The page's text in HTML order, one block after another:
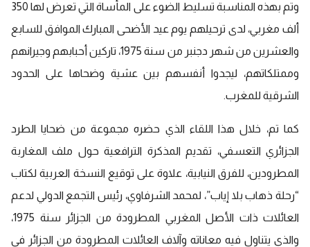
وتم بهذه المناسبة تسليط الضوء على المأساة التي تعرض لها 350
ألف مغربي، لدى ترحيلهم يوم عيد الأضحى المبارك الموافق للسابع
والعشرين من شهر دجنبر من سنة 1975، تاركين أحبابهم وجيرانهم
وممتلكاتهم، ليجدوا أنفسهم بين عشية وضحاها على الحدود
الشرقية للمغرب.
كما تم، خلال هذا اللقاء الذي حضره مجموعة من ضحايا الطرد
الجزائري التعسفي، تقديم المذكرة الترافعية حول ملف المغاربة
المطرودين، للفرق النيابية، علاوة على توقيع النسخة العربية لكتاب
“رحلة ذهاب بلا إياب”، لمحمد الشرفاوي، رئيس التجمع الدولي لدعم
العائلات ذات الأصل المغربي المطرودة من الجزائر سنة 1975،
والذي يتناول فيه معاناته وآلاف العائلات المطرودة من الجزائر في